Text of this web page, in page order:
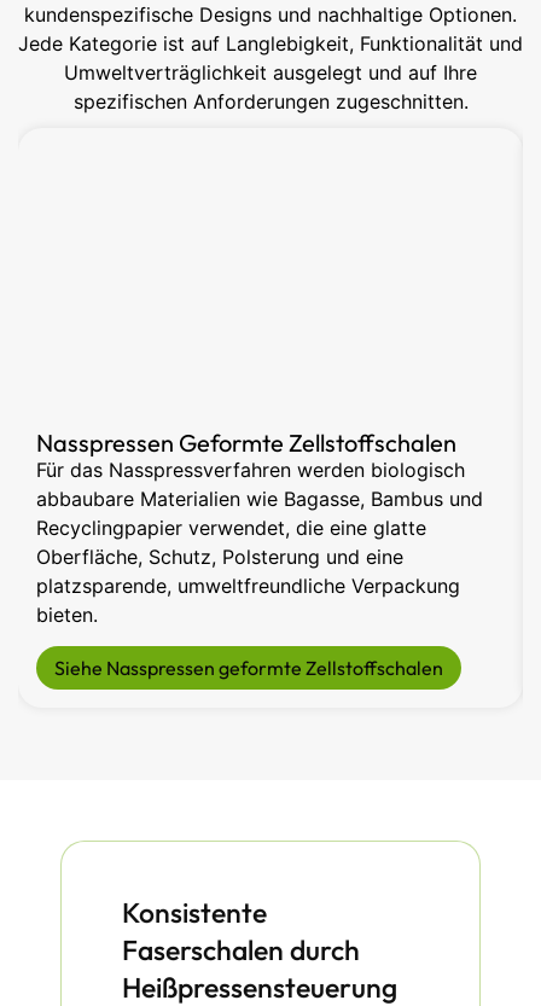
kundenspezifische Designs und nachhaltige Optionen.
Jede Kategorie ist auf Langlebigkeit, Funktionalität und
Umweltverträglichkeit ausgelegt und auf Ihre
spezifischen Anforderungen zugeschnitten.
Nasspressen Geformte Zellstoffschalen
Für das Nasspressverfahren werden biologisch
abbaubare Materialien wie Bagasse, Bambus und
Recyclingpapier verwendet, die eine glatte
Oberfläche, Schutz, Polsterung und eine
platzsparende, umweltfreundliche Verpackung
bieten.
Siehe Nasspressen geformte Zellstoffschalen
Konsistente
Faserschalen durch
Heißpressensteuerung